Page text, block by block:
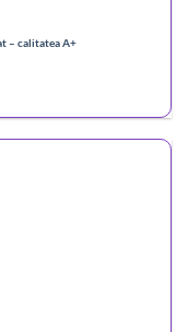
– calitatea A+